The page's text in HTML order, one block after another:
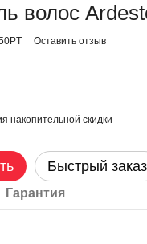
волос
Оставить отзыв
накопительной скидки
Быстрый заказ
Гарантия